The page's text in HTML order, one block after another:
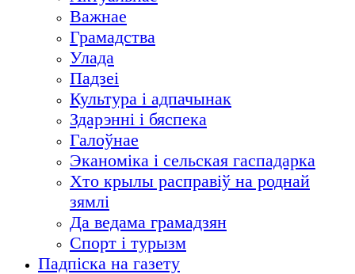
Важнае
Грамадства
Улада
Падзеі
Культура і адпачынак
Здарэнні і бяспека
Галоўнае
Эканоміка і сельская гаспадарка
Хто крылы расправіў на роднай
зямлі
Да ведама грамадзян
Спорт і турызм
Падпіска на газету